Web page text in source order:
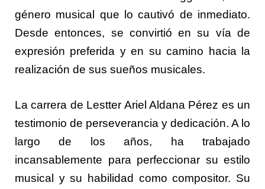
género musical que lo cautivó de inmediato.
Desde entonces, se convirtió en su vía de
expresión preferida y en su camino hacia la
realización de sus sueños musicales.
La carrera de Lestter Ariel Aldana Pérez es un
testimonio de perseverancia y dedicación. A lo
largo de los años, ha trabajado
incansablemente para perfeccionar su estilo
musical y su habilidad como compositor. Su